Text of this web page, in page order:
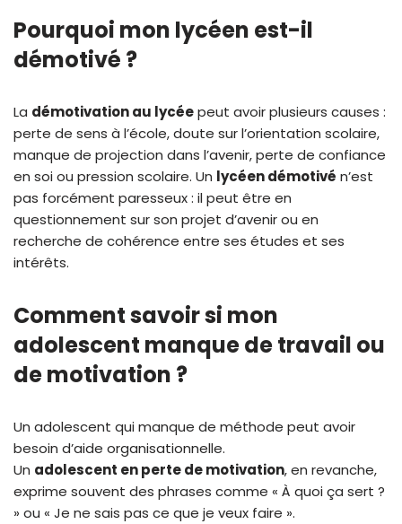
Pourquoi mon lycéen est-il
démotivé ?
La démotivation au lycéepeut avoir plusieurs causes :
perte de sens à l’école, doute sur l’orientation scolaire,
manque de projection dans l’avenir, perte de confiance
en soi ou pression scolaire. Un lycéen démotivé n’est
pas forcément paresseux : il peut être en
questionnement sur son projet d’avenir ou en
recherche de cohérence entre ses études et ses
intérêts.
Comment savoir si mon
adolescent manque de travail ou
de motivation ?
Un adolescent qui manque de méthode peut avoir
besoin d’aide organisationnelle.
Un adolescent en perte de motivation, en revanche,
exprime souvent des phrases comme « À quoi ça sert ?
» ou « Je ne sais pas ce que je veux faire ».